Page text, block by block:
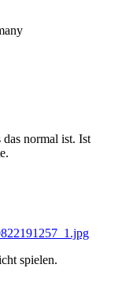
normal ist. Ist
spielen.